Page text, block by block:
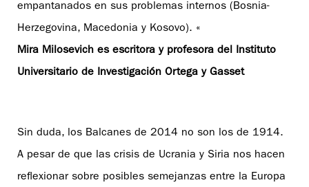
empantanados en sus problemas internos (Bosnia-
Herzegovina, Macedonia y Kosovo). «
Mira Milosevich es escritora y profesora del Instituto
Universitario de Investigación Ortega y Gasset
Sin duda, los Balcanes de 2014 no son los de 1914.
A pesar de que las crisis de Ucrania y Siria nos hacen
reflexionar sobre posibles semejanzas entre la Europa